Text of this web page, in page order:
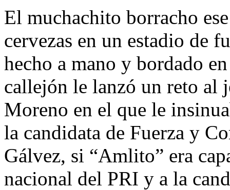
El muchachito borracho
cervezas en un estadio de
hecho a mano y bordado
callejón le lanzó un reto al
Moreno en el que le
la candidata de Fuerza y
Gálvez, si “Amlito” era
nacional del PRI y a la